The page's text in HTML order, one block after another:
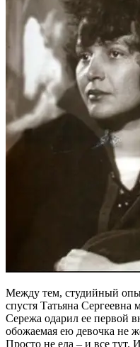
Между тем, студийный
спустя Татьяна Сергеевна
Сережа одарил ее первой
обожаемая ею девочка не
Просто не ела – и все тут.